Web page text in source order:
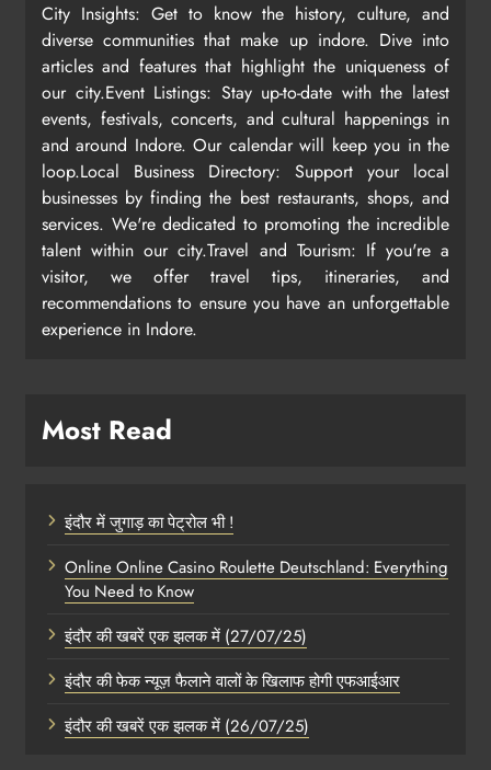
City Insights: Get to know the history, culture, and
diverse communities that make up indore. Dive into
articles and features that highlight the uniqueness of
our city.Event Listings: Stay up-to-date with the latest
events, festivals, concerts, and cultural happenings in
and around Indore. Our calendar will keep you in the
loop.Local Business Directory: Support your local
businesses by finding the best restaurants, shops, and
services. We're dedicated to promoting the incredible
talent within our city.Travel and Tourism: If you're a
visitor, we offer travel tips, itineraries, and
recommendations to ensure you have an unforgettable
experience in Indore.
Most Read
इंदौर में जुगाड़ का पेट्रोल भी !
Online Online Casino Roulette Deutschland: Everything
You Need to Know
इंदौर की खबरें एक झलक में (27/07/25)
इंदौर की फेक न्यूज़ फैलाने वालों के खिलाफ होगी एफआईआर
इंदौर की खबरें एक झलक में (26/07/25)